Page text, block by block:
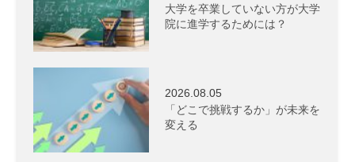
大学を卒業していない方が大学
院に進学するためには？
2026.08.05
「どこで挑戦するか」が未来を
変える